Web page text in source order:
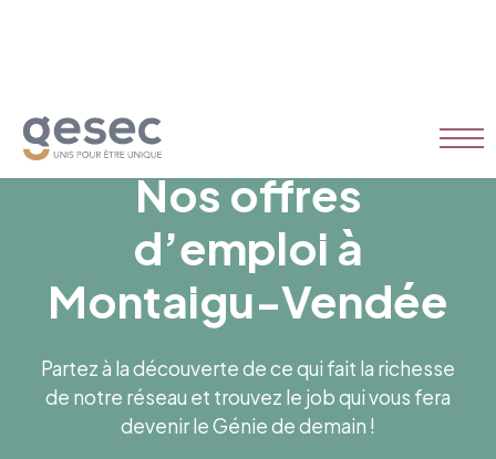
Nos offres
d’emploi à
Montaigu-Vendée
Partez à la découverte de ce qui fait la richesse
de notre réseau et trouvez le job qui vous fera
devenir le Génie de demain !